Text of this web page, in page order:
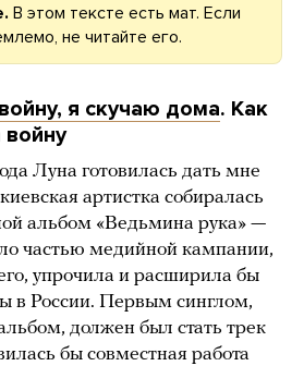
В этом тексте есть мат. Если
не читайте его.
я скучаю дома. Как
войну
Луна готовилась дать мне
артистка собиралась
альбом «Ведьмина рука» —
частью медийной кампании,
упрочила и расширила бы
в России. Первым синглом,
должен был стать трек
бы совместная работа